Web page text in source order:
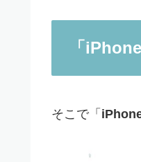
「
そこで「